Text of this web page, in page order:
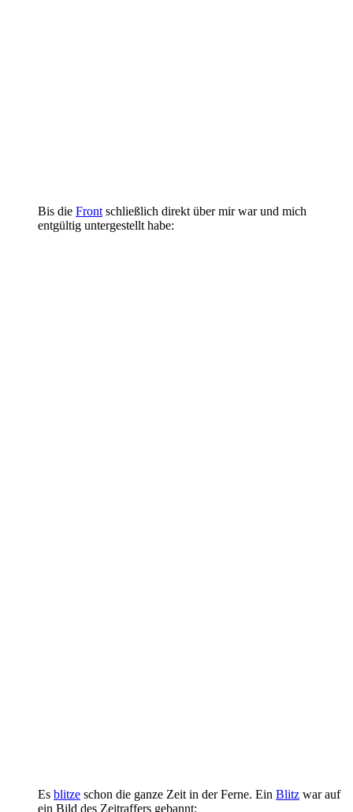
Bis die Front schließlich direkt über mir war und mich
entgültig untergestellt habe:
Es blitze schon die ganze Zeit in der Ferne. Ein Blitz war auf
ein Bild des Zeitraffers gebannt: